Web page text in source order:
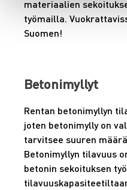
materiaalien
työmailla.
Suomen!
Betonimyllyt
Rentan betonimyllyn
joten betonimylly on
tarvitsee suuren
Betonimyllyn tilavuus
betonin sekoituksen